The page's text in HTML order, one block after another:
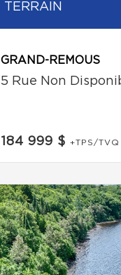
TERRAIN
GRAND-REMOUS
5 Rue Non
184 999 $ +TPS/TVQ